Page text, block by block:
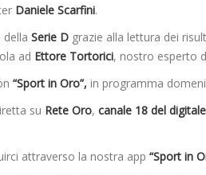
Daniele Scarfini.
Serie D grazie alla lettura dei
ad Ettore Tortorici, nostro esperto
“Sport in Oro”, in programma
su Rete Oro, canale 18 del
attraverso la nostra app “Sport in